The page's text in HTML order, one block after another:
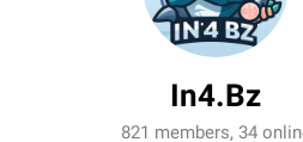
In4.Bz
821 members, 34